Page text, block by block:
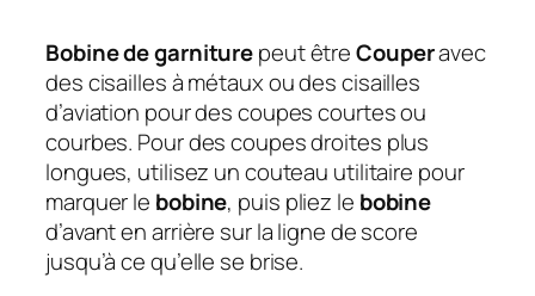
Bobine de garniturepeut êtreCouperavec
des cisailles à métaux ou des cisailles
d’aviation pour des coupes courtes ou
courbes. Pour des coupes droites plus
longues, utilisez un couteau utilitaire pour
marquer le bobine, puis pliez le bobine
d’avant en arrière sur la ligne de score
jusqu’à ce qu’elle se brise.